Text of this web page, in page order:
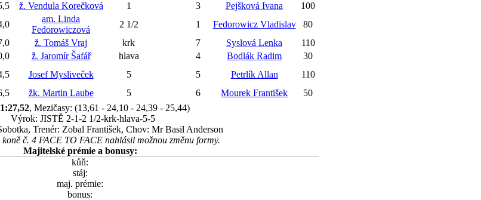
ž. Vendula Korečková 1 3 Pejšková Ivana
100
am. Linda
Fedorowiczová
2 1/2 1 Fedorowicz Vladislav
80
ž. Tomáš Vraj krk 7 Syslová Lenka
110
ž. Jaromír Šafář hlava 4 Bodlák Radim
30
Josef Mysliveček 5 5 Petrlík Allan
110
žk. Martin Laube 5 6 Mourek František
50
, Mezičasy: (13,61 - 24,10 - 24,39 - 25,44)
Výrok: JISTĚ 2-1-2 1/2-krk-hlava-5-5
Trenér: Zobal František, Chov: Mr Basil Anderson
č. 4 FACE TO FACE nahlásil možnou změnu formy.
Majitelské prémie a bonusy:
kůň:
stáj:
maj. prémie:
bonus: